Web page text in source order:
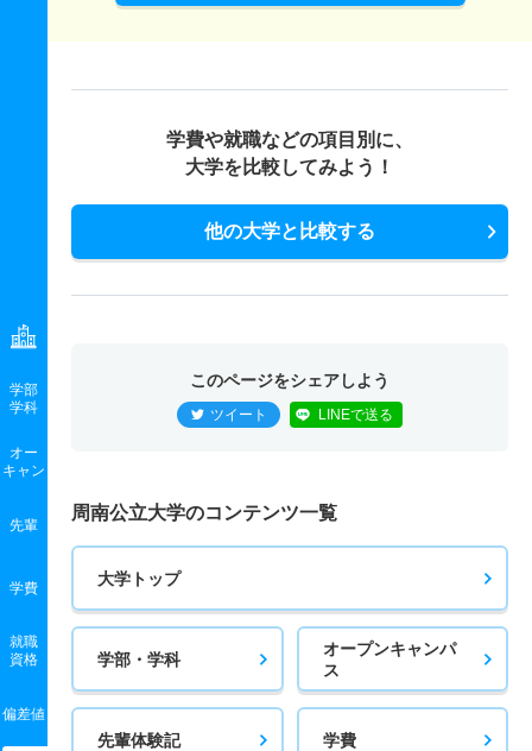
学部
学科
オー
キャン
先輩
学費
就職
資格
偏差値
学費や就職などの項目別に、
大学を比較してみよう！
他の大学と比較する
このページをシェアしよう
ツイート LINEで送る
周南公立大学のコンテンツ一覧
大学トップ
学部・学科
オープンキャンパ
ス
先輩体験記 学費